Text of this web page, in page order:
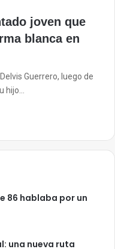
joven que
blanca en
Guerrero, luego de
hijo…
86 hablaba por un
una nueva ruta